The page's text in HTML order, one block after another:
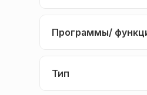
Программы/
Тип